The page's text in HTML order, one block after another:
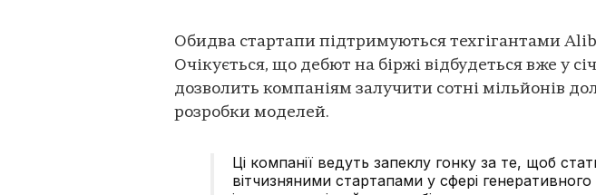
Обидва стартапи підтримуються техгігантами
Очікується, що дебют на біржі відбудеться вже у
дозволить компаніям залучити сотні мільйонів
розробки моделей.
Ці компанії ведуть запеклу гонку за те, щоб
вітчизняними стартапами у сфері